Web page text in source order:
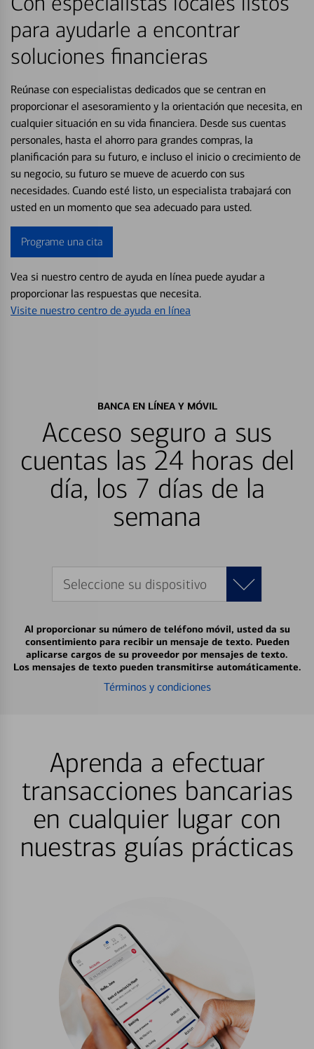
para ayudarle a encontrar
soluciones financieras
Reúnase con especialistas dedicados que se centran en
proporcionar el asesoramiento y la orientación que necesita, en
cualquier situación en su vida financiera. Desde sus cuentas
personales, hasta el ahorro para grandes compras, la
planificación para su futuro, e incluso el inicio o crecimiento de
su negocio, su futuro se mueve de acuerdo con sus
necesidades. Cuando esté listo, un especialista trabajará con
usted en un momento que sea adecuado para usted.
Programe una cita
Vea si nuestro centro de ayuda en línea puede ayudar a
proporcionar las respuestas que necesita.
Visite nuestro centro de ayuda en línea
BANCA EN LÍNEA Y MÓVIL
Acceso seguro a sus
cuentas las 24 horas del
día, los 7 días de la
semana
Seleccione su dispositivo
Al proporcionar su número de teléfono móvil, usted da su
consentimiento para recibir un mensaje de texto. Pueden
aplicarse cargos de su proveedor por mensajes de texto.
Los mensajes de texto pueden transmitirse automáticamente.
Términos y condiciones
Aprenda a efectuar
transacciones bancarias
en cualquier lugar con
nuestras guías prácticas